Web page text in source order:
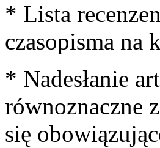
* Lista
czasopisma na
* Nadesłanie
równoznaczne
się